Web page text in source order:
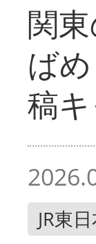
関
ば
稿
JR東